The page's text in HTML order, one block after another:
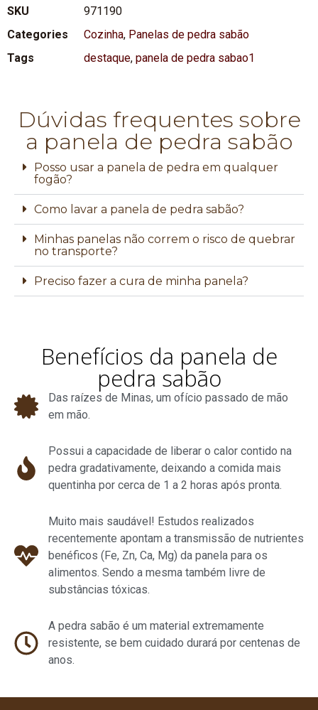
SKU
971190
Categories
Cozinha, Panelas de pedra sabão
Tags
destaque, panela de pedra sabao1
Dúvidas frequentes sobre
a panela de pedra sabão
Posso usar a panela de pedra em qualquer
fogão?
Como lavar a panela de pedra sabão?
Minhas panelas não correm o risco de quebrar
no transporte?
Preciso fazer a cura de minha panela?
Benefícios da panela de
pedra sabão
Das raízes de Minas, um ofício passado de mão
em mão.
Possui a capacidade de liberar o calor contido na
pedra gradativamente, deixando a comida mais
quentinha por cerca de 1 a 2 horas após pronta.
Muito mais saudável! Estudos realizados
recentemente apontam a transmissão de nutrientes
benéficos (Fe, Zn, Ca, Mg) da panela para os
alimentos. Sendo a mesma também livre de
substâncias tóxicas.
A pedra sabão é um material extremamente
resistente, se bem cuidado durará por centenas de
anos.